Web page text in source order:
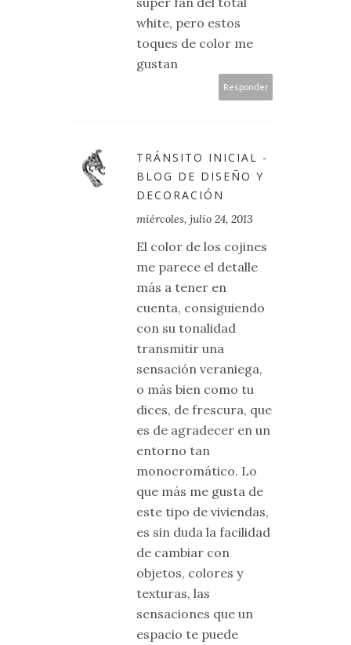
white, pero estos
toques de color me
gustan
Responder
TRÁNSITO INICIAL -
BLOG DE DISEÑO Y
DECORACIÓN
miércoles, julio 24, 2013
El color de los cojines
me parece el detalle
más a tener en
cuenta, consiguiendo
con su tonalidad
transmitir una
sensación veraniega,
o más bien como tu
dices, de frescura, que
es de agradecer en un
entorno tan
monocromático. Lo
que más me gusta de
este tipo de viviendas,
es sin duda la facilidad
de cambiar con
objetos, colores y
texturas, las
sensaciones que un
espacio te puede